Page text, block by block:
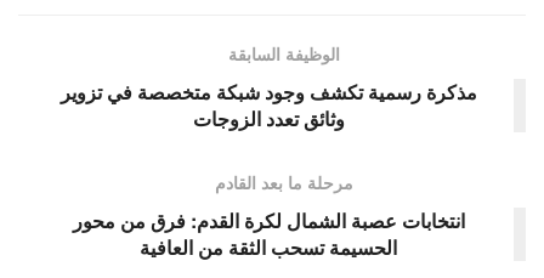
الوظيفة السابقة
مذكرة رسمية تكشف وجود شبكة متخصصة في تزوير
وثائق تعدد الزوجات
مرحلة ما بعد القادم
انتخابات عصبة الشمال لكرة القدم: فرق من محور
الحسيمة تسحب الثقة من العافية